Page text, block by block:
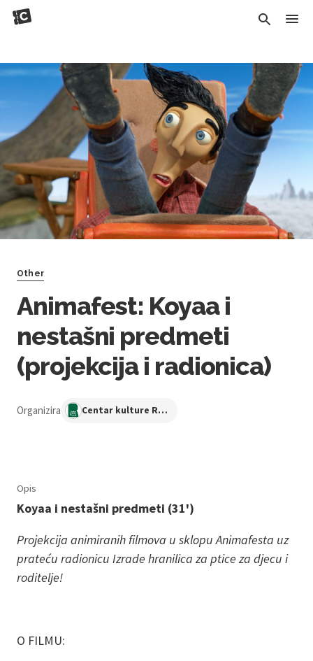
Other
Animafest: Koyaa i
nestašni predmeti
(projekcija i radionica)
Organizira Centar kulture Ribnjak
Opis
Koyaa i nestašni predmeti (31')
Projekcija animiranih filmova u sklopu Animafesta uz
prateću radionicu Izrade hranilica za ptice za djecu i
roditelje!
O FILMU: